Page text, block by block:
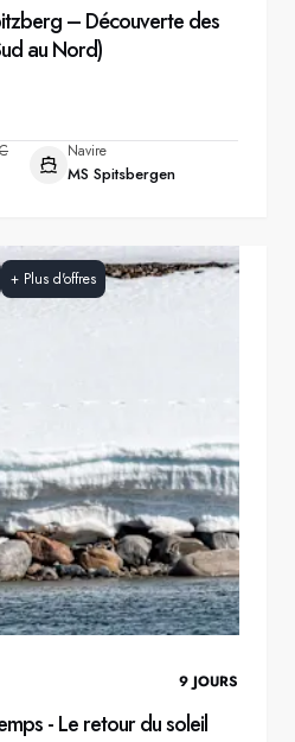
– Découverte des
au Nord)
Navire
MS Spitsbergen
+ Plus d'offres
9 JOURS
- Le retour du soleil